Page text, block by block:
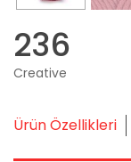
236
Creative
Ürün Özellikleri